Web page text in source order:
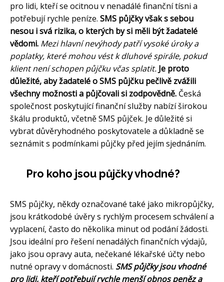
pro lidi, kteří se ocitnou v nenadálé finanční tísni a
potřebují rychle peníze. SMS půjčky však s sebou
nesou i svá rizika, o kterých by si měli být žadatelé
vědomi. Mezi hlavní nevýhody patří vysoké úroky a
poplatky, které mohou vést k dluhové spirále, pokud
klient není schopen půjčku včas splatit. Je proto
důležité, aby žadatelé o SMS půjčku pečlivě zvážili
všechny možnosti a půjčovali si zodpovědně. Česká
společnost poskytující finanční služby nabízí širokou
škálu produktů, včetně SMS půjček. Je důležité si
vybrat důvěryhodného poskytovatele a důkladně se
seznámit s podmínkami půjčky před jejím sjednáním.
Pro koho jsou půjčky vhodné?
SMS půjčky, někdy označované také jako mikropůjčky,
jsou krátkodobé úvěry s rychlým procesem schválení a
vyplacení, často do několika minut od podání žádosti.
Jsou ideální pro řešení nenadálých finančních výdajů,
jako jsou opravy auta, nečekané lékařské účty nebo
nutné opravy v domácnosti. SMS půjčky jsou vhodné
pro lidi, kteří potřebují rychle menší obnos peněz a